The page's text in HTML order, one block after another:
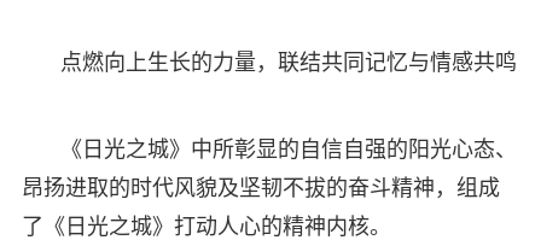
点燃向上生长的力量，联结共同记忆与情感共鸣
《日光之城》中所彰显的自信自强的阳光心态、
昂扬进取的时代风貌及坚韧不拔的奋斗精神，组成
了《日光之城》打动人心的精神内核。